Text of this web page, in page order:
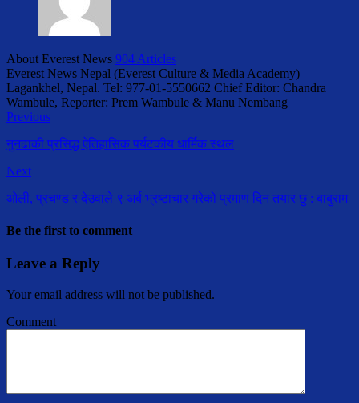
About Everest News 904 Articles
Everest News Nepal (Everest Culture & Media Academy)
Lagankhel, Nepal. Tel: 977-01-5550662 Chief Editor: Chandra
Wambule, Reporter: Prem Wambule & Manu Nembang
Previous
नुनढाकी प्रसिद्ध ऐतिहासिक पर्यटकीय धार्मिक स्थल
Next
ओली, प्रचण्ड र देउवाले ९ अर्ब भ्रष्टाचार गरेको प्रमाण दिन तयार छु : बाबुराम
Be the first to comment
Leave a Reply
Your email address will not be published.
Comment